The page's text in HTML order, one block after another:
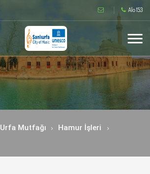
Alo 153
Urfa Mutfağı
Hamur İşleri